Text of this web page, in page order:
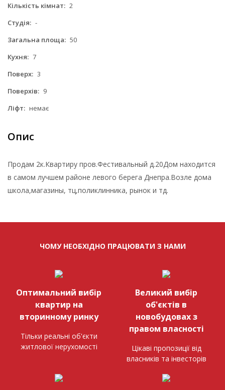
Кількість кімнат: 2
Студія: -
Загальна площа: 50
Кухня: 7
Поверх: 3
Поверхів: 9
Ліфт: немає
Опис
Продам 2к.Квартиру пров.Фестивальный д.20Дом находится
в самом лучшем районе левого берега Днепра.Возле дома
школа,магазины, тц,поликлинника, рынок и тд.
ЧОМУ НЕОБХІДНО ПРАЦЮВАТИ З НАМИ
Оптимальний вибір
квартир на
вторинному ринку
Тільки реальні об'єкти
житлової нерухомості
Великий вибір
об'єктів в
новобудовах з
правом власності
Цікаві пропозиції від
власників та інвесторів